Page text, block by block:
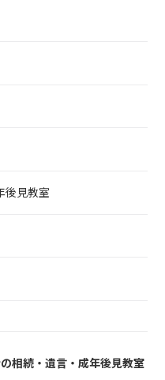
後見教室
相続・遺言・成年後見教室